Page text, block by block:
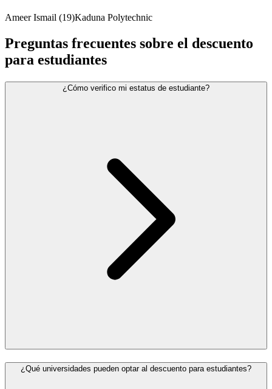
Ameer Ismail (19)Kaduna Polytechnic
Preguntas frecuentes sobre el descuento
para estudiantes
¿Cómo verifico mi estatus de estudiante?
¿Qué universidades pueden optar al descuento para estudiantes?